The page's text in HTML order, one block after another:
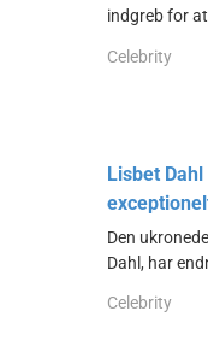
indgreb for
Celebrity
Lisbet
Den
Dahl, har
Celebrity